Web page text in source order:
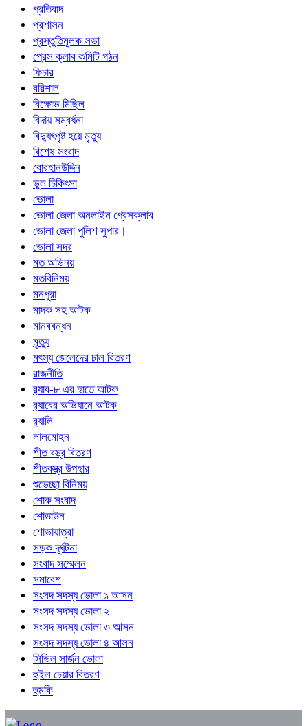
প্রতিবাদ
প্রশাসন
প্রস্তুতিমূলক সভা
প্রেস ক্লাব কমিটি গঠন
ফিচার
বরিশাল
বিক্ষোভ মিছিল
বিদায় সম্বর্ধনা
বিদ্যুৎপৃষ্ট হয়ে মৃত্যু
বিশেষ সংবাদ
বোরহানউদ্দিন
ভুল চিকিৎসা
ভোলা
ভোলা জেলা অনলাইন প্রেসক্লাব
ভোলা জেলা পুলিশ সুপার।
ভোলা সদর
মত অভিনয়
মতবিনিময়
মনপুরা
মাদক সহ আটক
মানববন্ধন
মৃত্যু
মৎস্য জেলেদের চাল বিতরণ
রাজনীতি
র‍্যাব-৮ এর হাতে আটক
র‍্যাবের অভিযানে আটক
র‍্যালি
লালমোহন
শীত বস্ত্র বিতরণ
শীতবস্ত্র উপহার
শুভেচ্ছা বিনিময়
শোক সংবাদ
শোডাউন
শোভাযাত্রা
সড়ক দূর্ঘটনা
সংবাদ সম্মেলন
সমাবেশ
সংসদ সদস্য ভোলা ১ আসন
সংসদ সদস্য ভোলা ২
সংসদ সদস্য ভোলা ৩ আসন
সংসদ সদস্য ভোলা ৪ আসন
সিভিল সার্জন ভোলা
হুইল চেয়ার বিতরণ
হুমকি